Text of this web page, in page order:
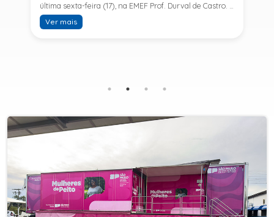
última sexta-feira (17), na EMEF Prof. Durval de Castro. A
cerimônia celebrou a conclusão dos estudos de 53
alunos e entrou para a história ao marcar a primeira
SESI, ampliando o acesso à educação e oferecendo uma
retomar os estudos.A última turma da Educação de
Jovens e Adultos formada pelo município foi em 2016,
oferecida em Sete Barras e, a partir de agosto de 2025,
passou por uma importante ampliação. Em parceria
com o SESI, a Prefeitura passou a disponibilizar também
o Ensino Fundamental II (6º ao 9º ano) e o Ensino
Médio, ampliando significativamente as oportunidades
para que jovens e adultos concluam sua formação.A
Ver mais